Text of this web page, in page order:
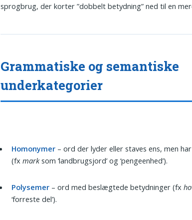
sprogbrug, der korter ”dobbelt betydning” ned til en
Grammatiske og semantiske
underkategorier
Homonymer – ord der lyder eller staves ens, men
(fxmarksom ‘landbrugsjord’ og ‘pengeenhed’).
Polysemer – ord med beslægtede betydninger (fx
‘forreste del’).